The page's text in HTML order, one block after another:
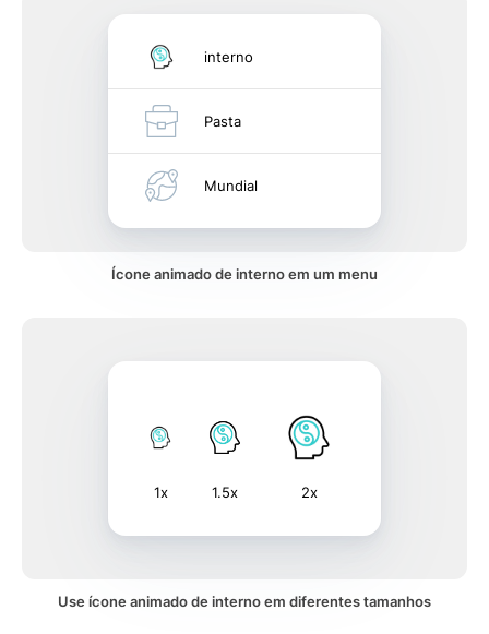
interno
Pasta
Mundial
Ícone animado de interno em um menu
1x 1.5x 2x
Use ícone animado de interno em diferentes tamanhos